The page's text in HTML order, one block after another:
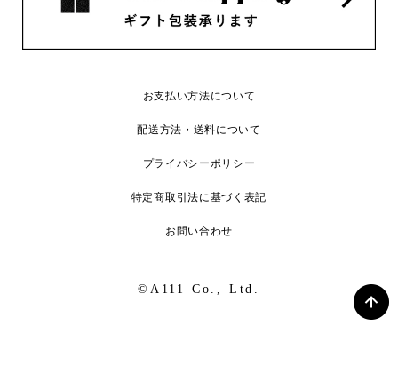
お支払い方法について
配送方法・送料について
プライバシーポリシー
特定商取引法に基づく表記
お問い合わせ
©A111 Co., Ltd.